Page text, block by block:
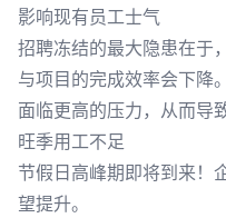
影响现有员工士气
招聘冻结的最大隐患在于
与项目的完成效率会下降
面临更高的压力，从而导
旺季用工不足
节假日高峰期即将到来！
望提升。